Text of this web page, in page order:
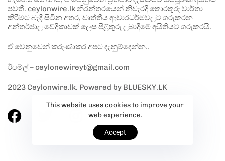
පවතී. ceylonwire.lk නිරන්තරයෙන් නිවැරදි තොරතුරු වාර්තා
කිරීමට බැඳී සිටින අතර, වෘත්තීය ආචාරධර්මවලට ගරුකරන
අන්තර්ජාල වේදිකාවක් ලෙස පිළිතුරු ලබාදීමේ අයිතියට ගරුකරයි.
ඒ වෙනුවෙන් කරුණාකර අපට දැනුම්දෙන්න..
ඊමේල් – ceylonewireyt@gmail.com
2023 Ceylonwire.lk. Powered by BLUESKY.LK
This website uses cookies to improve your
web experience.
Accept